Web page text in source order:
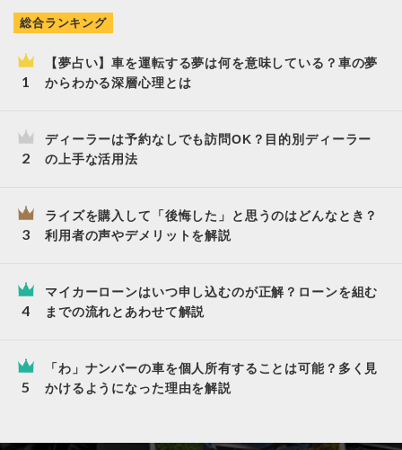
総合ランキング
【夢占い】車を運転する夢は何を意味している？車の夢
からわかる深層心理とは
ディーラーは予約なしでも訪問OK？目的別ディーラー
の上手な活用法
ライズを購入して「後悔した」と思うのはどんなとき？
利用者の声やデメリットを解説
マイカーローンはいつ申し込むのが正解？ローンを組む
までの流れとあわせて解説
「わ」ナンバーの車を個人所有することは可能？多く見
かけるようになった理由を解説